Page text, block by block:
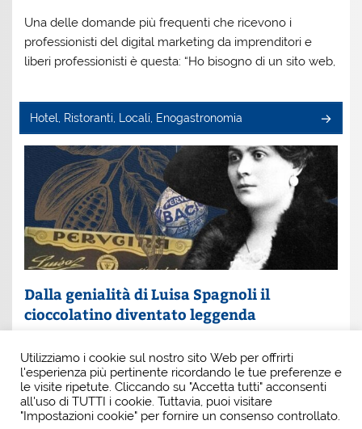
Una delle domande più frequenti che ricevono i
professionisti del digital marketing da imprenditori e
liberi professionisti è questa: “Ho bisogno di un sito web,
Hotel, Ristoranti, Locali, Enogastronomia
Dalla genialità di Luisa Spagnoli il
cioccolatino diventato leggenda
Spagnoli. È lei la donna che, con intuito e coraggio, ha
scritto una pagina indimenticabile della
Utilizziamo i cookie sul nostro sito Web per offrirti
l'esperienza più pertinente ricordando le tue preferenze e
le visite ripetute. Cliccando su "Accetta tutti" acconsenti
all'uso di TUTTI i cookie. Tuttavia, puoi visitare
"Impostazioni cookie" per fornire un consenso controllato.